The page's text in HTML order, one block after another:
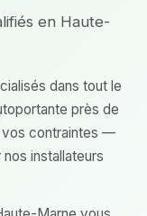
en Haute-
dans tout le
près de
vos contraintes —
installateurs